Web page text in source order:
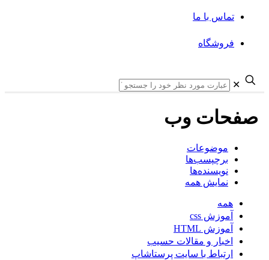
تماس با ما
فروشگاه
✕
صفحات وب
موضوعات
برچپسب‌ها
نویسنده‌ها
نمایش همه
همه
آموزش css
آموزش HTML
اخبار و مقالات حسیب
ارتباط با سایت پرستاشاپ